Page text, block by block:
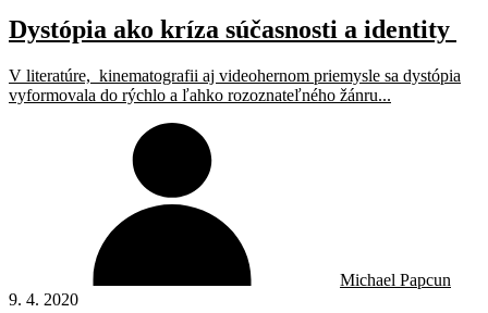
Dystópia ako kríza súčasnosti a identity
V literatúre, kinematografii aj videohernom priemysle sa dystópia
vyformovala do rýchlo a ľahko rozoznateľného žánru...
Michael Papcun
9. 4. 2020